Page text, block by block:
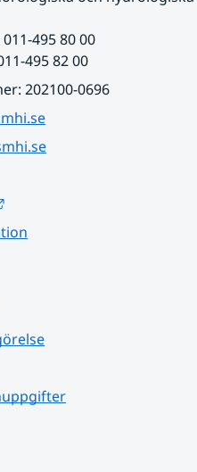
495 80 00
495 82 00
202100-0696